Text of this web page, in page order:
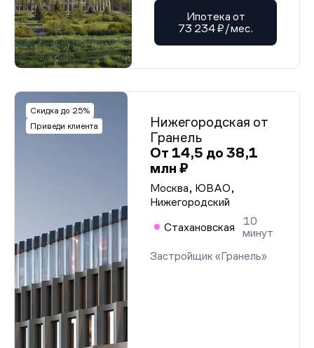
Ипотека от
73 234 ₽/мес.
Скидка до 25%
Приведи клиента
Нижегородская от
Гранель
От 14,5 до 38,1
млн ₽
Москва, ЮВАО,
Нижегородский
Стахановская
10
минут
Застройщик «Гранель»